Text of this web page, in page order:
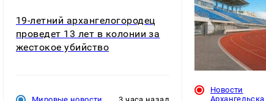
19-летний архангелогородец
проведет 13 лет в колонии за
жестокое убийство
Новости
Архангельска